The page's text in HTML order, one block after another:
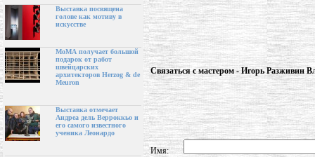
Выставка посвящена
голове как мотиву в
искусстве
МоМА получает большой
подарок от работ
швейцарских
архитекторов Herzog & de
Meuron
Выставка отмечает
Андреа дель Верроккьо и
его самого известного
ученика Леонардо
Связаться с мастером - Игорь Разживин
Имя: